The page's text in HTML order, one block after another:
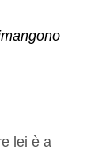
lei è a